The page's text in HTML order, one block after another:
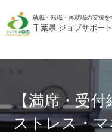
就職・転職・再就職の支援
千葉県 ジョブサポー
【満席・受
ストレス・